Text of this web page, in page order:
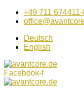
+49 711 674411-
Deutsch
English
Facebook-f